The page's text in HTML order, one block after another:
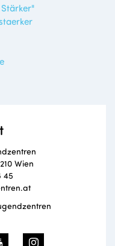
Wien
45